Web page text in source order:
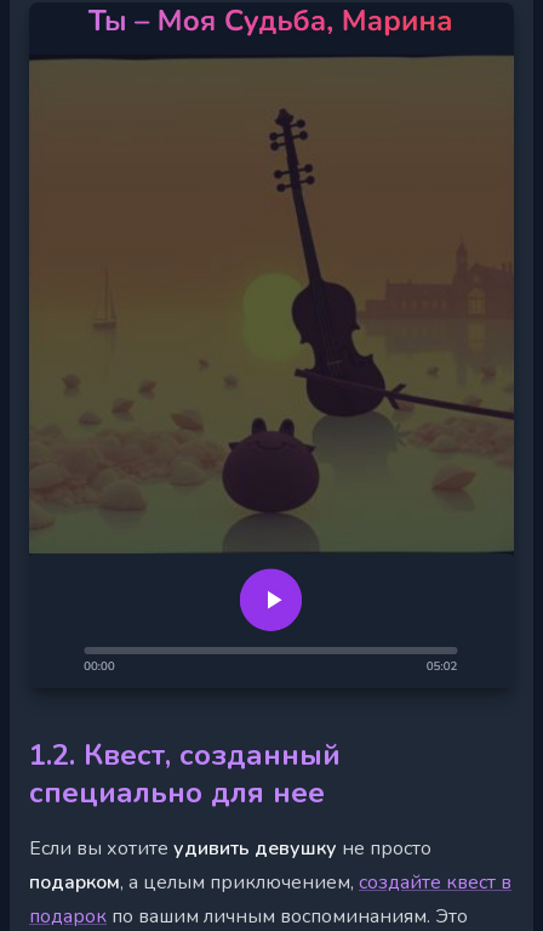
1.2. Квест, созданный
специально для нее
Если вы хотите удивить девушку не просто
подарком, а целым приключением, создайте квест в
подарок по вашим личным воспоминаниям. Это